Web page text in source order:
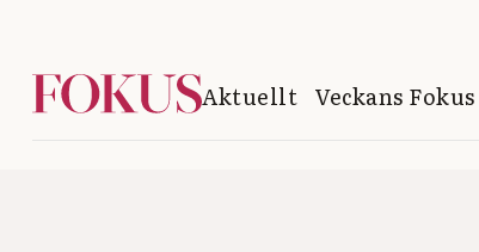
Aktuellt Veckans Fokus